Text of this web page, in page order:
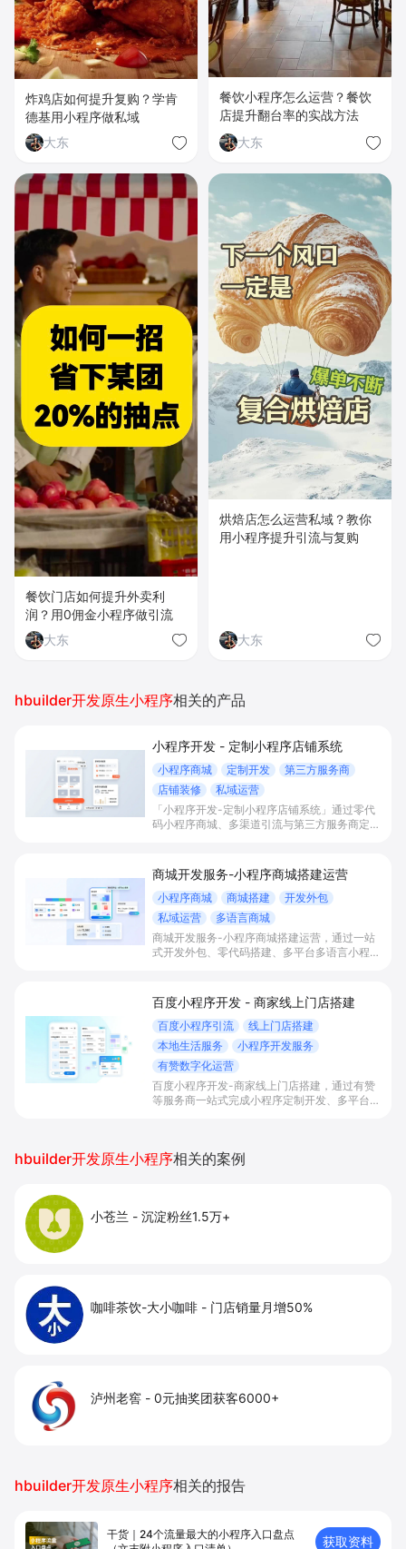
炸鸡店如何提升复购？学肯
德基用小程序做私域
大东
餐饮小程序怎么运营？餐饮
店提升翻台率的实战方法
大东
餐饮门店如何提升外卖利
润？用0佣金小程序做引流
大东
烘焙店怎么运营私域？教你
用小程序提升引流与复购
大东
hbuilder开发原生小程序相关的产品
小程序开发 - 定制小程序店铺系统
小程序商城 定制开发
第三方服务商
店铺装修
私域运营
「小程序开发-定制小程序店铺系统」通过零代
码小程序商城、多渠道引流与第三方服务商定制
私域运营场景，提升获客与复购，实现线上生意
增长。
商城开发服务-小程序商城搭建运营
小程序商城 商城搭建
开发外包
私域运营
多语言商城
商城开发服务-小程序商城搭建运营，通过一站
式开发外包、零代码搭建、多平台多语言小程序
实现低成本获客、提升复购与业绩增长。
百度小程序开发 - 商家线上门店搭建
百度小程序引流
线上门店搭建
本地生活服务
小程序开发服务
有赞数字化运营
百度小程序开发-商家线上门店搭建，通过有赞
等服务商一站式完成小程序定制开发、多平台联
hbuilder开发原生小程序相关的案例
小苍兰 - 沉淀粉丝1.5万+
咖啡茶饮-大小咖啡 - 门店销量月增50%
泸州老窖 - 0元抽奖团获客6000+
hbuilder开发原生小程序相关的报告
干货｜24个流量最大的小程序入口盘点
获取资料